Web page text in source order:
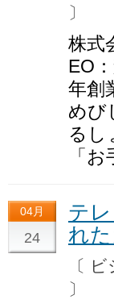
〕
株式
EO
年創
めび
るし
「
04月
24
テ
れ
〔
〕